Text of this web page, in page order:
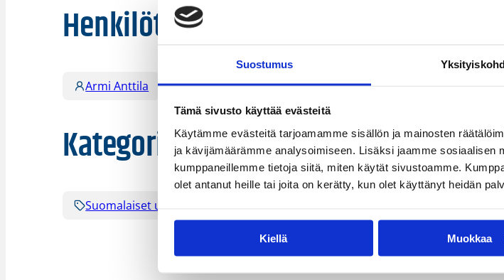
Suostumus
Tämä sivusto käyttää evästeitä
Käytämme evästeitä tarjoamamme sisällön ja mainosten
ja kävijämäärämme analysoimiseen. Lisäksi jaamme sosiaalisen
kumppaneillemme tietoja siitä, miten käytät sivustoamme.
olet antanut heille tai joita on kerätty, kun olet käyttänyt heidän
Kiellä Muokkaa
Henkilöt
Armi Anttila Sara Rokkanen
Kategoriat
Suomalaiset ulkomailla